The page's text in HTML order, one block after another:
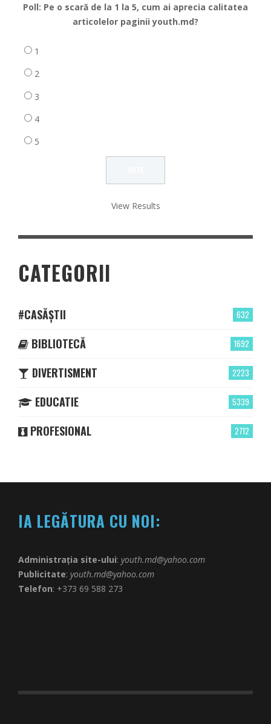
Poll: Pe o scară de la 1 la 5, cum ai aprecia calitatea
articolelor paginii youth.md?
1
2
3
4
5
View Results
CATEGORII
632
#CASĂȘTII
1692
BIBLIOTECĂ
2223
DIVERTISMENT
5339
EDUCATIE
2712
PROFESIONAL
IA LEGĂTURA CU NOI:
Administrația site-ului: youth.md@yahoo.com
Publicitate: youth.md@yahoo.com
Telefon: +373 69 588 273